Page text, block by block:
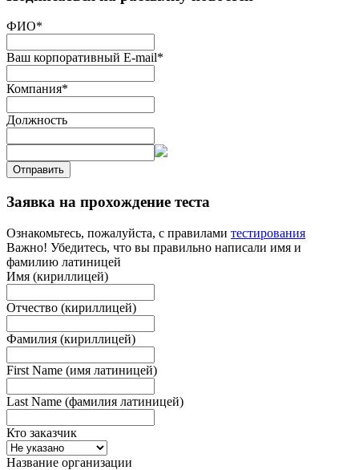
ФИО*
Ваш корпоративный E-mail*
Компания*
Должность
Отправить
Заявка на прохождение теста
Ознакомьтесь, пожалуйста, с правилами тестирования
Важно! Убедитесь, что вы правильно написали имя и
фамилию латиницей
Имя (кириллицей)
Отчество (кириллицей)
Фамилия (кириллицей)
First Name (имя латиницей)
Last Name (фамилия латиницей)
Кто заказчик
Название организации